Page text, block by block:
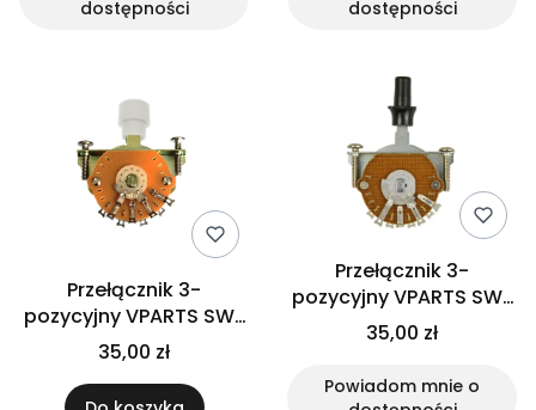
dostępności
dostępności
Przełącznik 3-
pozycyjny VPARTS SW-
203T (WH)
35,00 zł
Przełącznik 3-
pozycyjny VPARTS SW-
203TH (BK)
35,00 zł
Powiadom mnie o